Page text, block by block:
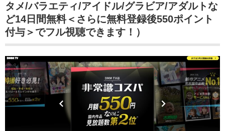
タメ/バラエティ/アイドル/グラビア/アダルトな
ど14日間無料＜さらに無料登録後550ポイント
付与＞でフル視聴できます！）